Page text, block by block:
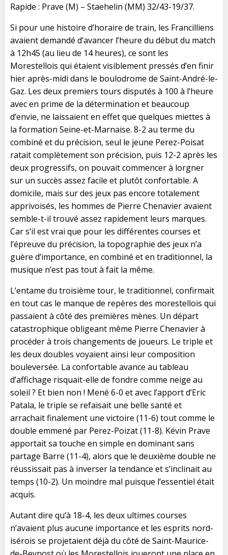
Rapide : Prave (M) – Staehelin (MM) 32/43-19/37.
Si pour une histoire d’horaire de train, les Francilliens
avaient demandé d’avancer l’heure du début du match
à 12h45 (au lieu de 14 heures), ce sont les
Morestellois qui étaient visiblement pressés d’en finir
hier après-midi dans le boulodrome de Saint-André-le-
Gaz. Les deux premiers tours disputés à 100 à l’heure
avec en prime de la détermination et beaucoup
d’envie, ne laissaient en effet que quelques miettes à
la formation Seine-et-Marnaise. 8-2 au terme du
combiné et du précision, seul le jeune Perez-Poisat
ratait complètement son précision, puis 12-2 après les
deux progressifs, on pouvait commencer à lorgner
sur un succès assez facile et plutôt confortable. A
domicile, mais sur des jeux pas encore totalement
apprivoisés, les hommes de Pierre Chenavier avaient
semble-t-il trouvé assez rapidement leurs marques.
Car s’il est vrai que pour les différentes courses et
l’épreuve du précision, la topographie des jeux n’a
guère d’importance, en combiné et en traditionnel, la
musique n’est pas tout à fait la même.
L’entame du troisième tour, le traditionnel, confirmait
en tout cas le manque de repères des morestellois qui
passaient à côté des premières mènes. Un départ
catastrophique obligeant même Pierre Chenavier à
procéder à trois changements de joueurs. Le triple et
les deux doubles voyaient ainsi leur composition
bouleversée. La confortable avance au tableau
d’affichage risquait-elle de fondre comme neige au
soleil ? Et bien non ! Mené 6-0 et avec l’apport d’Eric
Patala, le triple se refaisait une belle santé et
arrachait finalement une victoire (11-6) tout comme le
double emmené par Perez-Poizat (11-8). Kévin Prave
apportait sa touche en simple en dominant sans
partage Barre (11-4), alors que le deuxième double ne
réussissait pas à inverser la tendance et s’inclinait au
temps (10-2). Un moindre mal puisque l’essentiel était
acquis.
Autant dire qu’à 18-4, les deux ultimes courses
n’avaient plus aucune importance et les esprits nord-
isérois se projetaient déjà du côté de Saint-Maurice-